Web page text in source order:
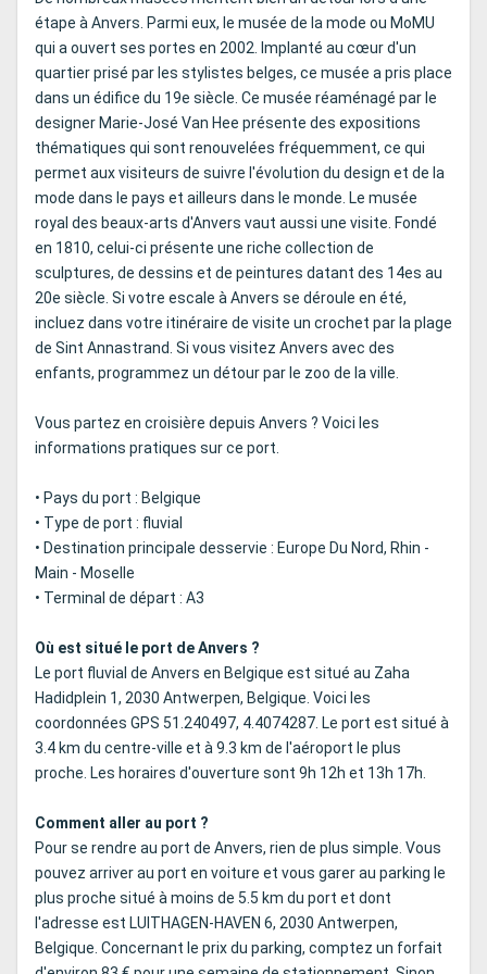
étape à Anvers. Parmi eux, le musée de la mode ou MoMU
qui a ouvert ses portes en 2002. Implanté au cœur d'un
quartier prisé par les stylistes belges, ce musée a pris place
dans un édifice du 19e siècle. Ce musée réaménagé par le
designer Marie-José Van Hee présente des expositions
thématiques qui sont renouvelées fréquemment, ce qui
permet aux visiteurs de suivre l'évolution du design et de la
mode dans le pays et ailleurs dans le monde. Le musée
royal des beaux-arts d'Anvers vaut aussi une visite. Fondé
en 1810, celui-ci présente une riche collection de
sculptures, de dessins et de peintures datant des 14es au
20e siècle. Si votre escale à Anvers se déroule en été,
incluez dans votre itinéraire de visite un crochet par la plage
de Sint Annastrand. Si vous visitez Anvers avec des
enfants, programmez un détour par le zoo de la ville.
Vous partez en croisière depuis Anvers ? Voici les
informations pratiques sur ce port.
• Pays du port : Belgique
• Type de port : fluvial
• Destination principale desservie : Europe Du Nord, Rhin -
Main - Moselle
• Terminal de départ : A3
Où est situé le port de Anvers ?
Le port fluvial de Anvers en Belgique est situé au Zaha
Hadidplein 1, 2030 Antwerpen, Belgique. Voici les
coordonnées GPS 51.240497, 4.4074287. Le port est situé à
3.4 km du centre-ville et à 9.3 km de l'aéroport le plus
proche. Les horaires d'ouverture sont 9h 12h et 13h 17h.
Comment aller au port ?
Pour se rendre au port de Anvers, rien de plus simple. Vous
pouvez arriver au port en voiture et vous garer au parking le
plus proche situé à moins de 5.5 km du port et dont
l'adresse est LUITHAGEN-HAVEN 6, 2030 Antwerpen,
Belgique. Concernant le prix du parking, comptez un forfait